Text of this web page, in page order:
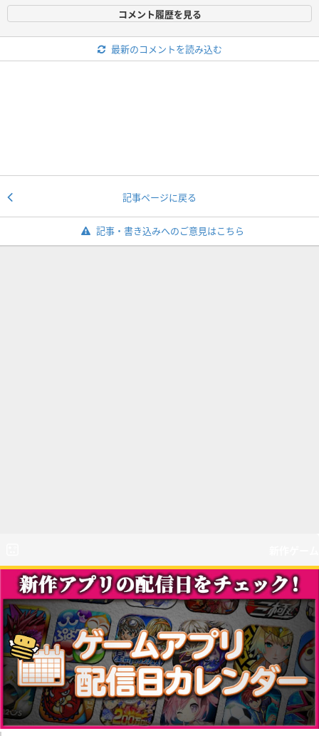
コメント履歴を見る
最新のコメントを読み込む
記事ページに戻る
記事・書き込みへのご意見はこちら